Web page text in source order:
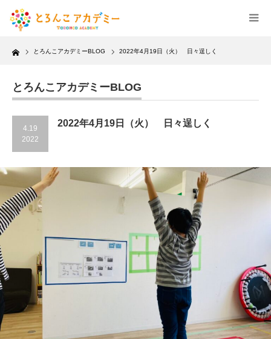
Home とろんこアカデミーBLOG 2022年4月19日（火） 日々逞しく
とろんこアカデミーBLOG
4.19
2022
2022年4月19日（火） 日々逞しく